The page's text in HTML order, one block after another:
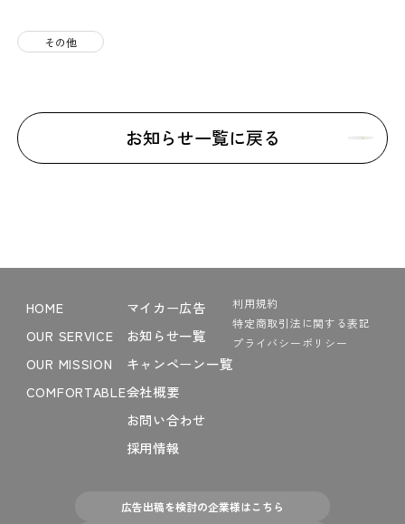
その他
お知らせ一覧に戻る
HOME
OUR SERVICE
OUR MISSION
COMFORTABLE
マイカー広告
お知らせ一覧
キャンペーン一覧
会社概要
お問い合わせ
採用情報
利用規約
特定商取引法に関する表記
プライバシーポリシー
広告出稿を検討の企業様はこちら